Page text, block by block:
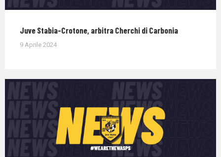
Juve Stabia-Crotone, arbitra Cherchi di Carbonia
9 Aprile 2024